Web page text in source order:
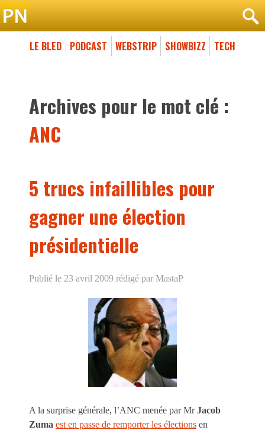
LE BLED PODCAST WEBSTRIP SHOWBIZZ TECH
Archives pour le mot clé :
ANC
5 trucs infaillibles pour
gagner une élection
présidentielle
Publié le 23 avril 2009 rédigé par MastaP
A la surprise générale, l’ANC menée par MrJacob
Zuma est en passe de remporter les élections en